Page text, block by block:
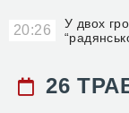
20:26
У двох
26